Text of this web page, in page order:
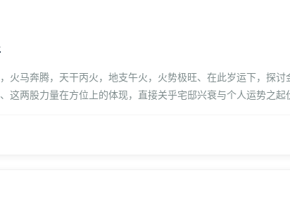
火马奔腾，天干丙火，地支午火，火势极旺、在此岁运下，探
这两股力量在方位上的体现，直接关乎宅邸兴衰与个人运势之